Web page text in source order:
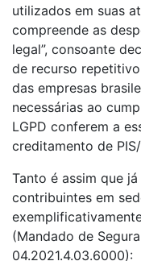
utilizados em suas
compreende as
legal”, consoante
de recurso
das empresas
necessárias ao
LGPD conferem a
creditamento de
Tanto é assim que
contribuintes em
(Mandado de
04.2021.4.03.6000):